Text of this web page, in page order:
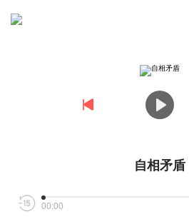
自相矛盾
00:00